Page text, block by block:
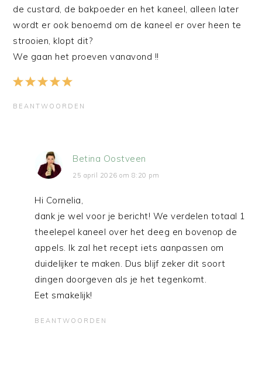
de custard, de bakpoeder en het kaneel, alleen later
wordt er ook benoemd om de kaneel er over heen te
strooien, klopt dit?
We gaan het proeven vanavond !!
BEANTWOORDEN
Betina Oostveen
25 april 2026 om 8:20 pm
Hi Cornelia,
dank je wel voor je bericht! We verdelen totaal 1
theelepel kaneel over het deeg en bovenop de
appels. Ik zal het recept iets aanpassen om
duidelijker te maken. Dus blijf zeker dit soort
dingen doorgeven als je het tegenkomt.
Eet smakelijk!
BEANTWOORDEN